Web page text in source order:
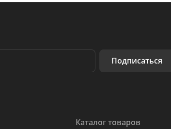
Подписаться
Каталог товаров